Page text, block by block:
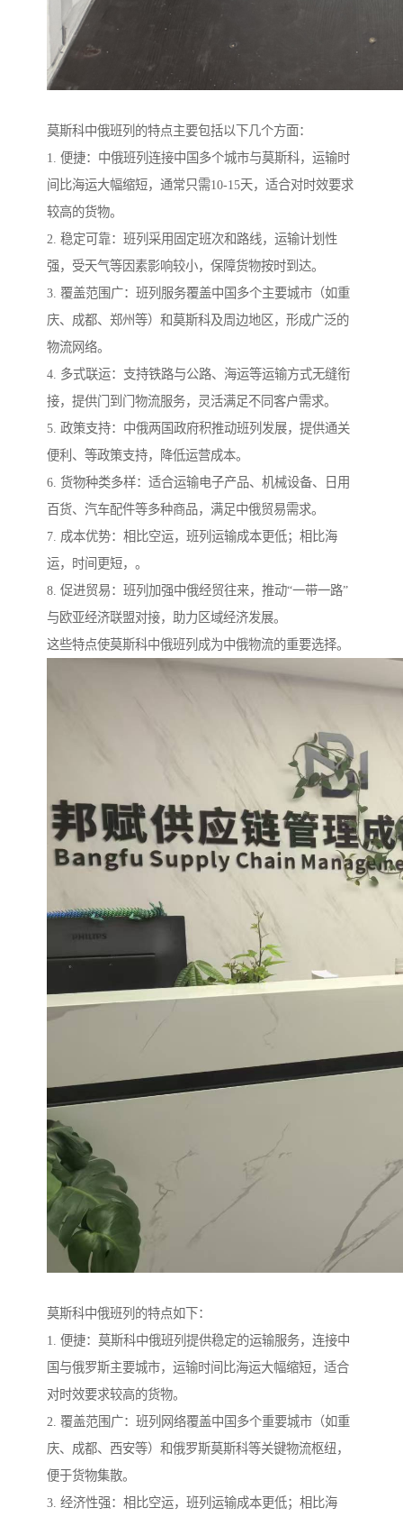
莫斯科中俄班列的特点主要包括以下几个方面：
1. 便捷：中俄班列连接中国多个城市与莫斯科，运输时
间比海运大幅缩短，通常只需10-15天，适合对时效要求
较高的货物。
2. 稳定可靠：班列采用固定班次和路线，运输计划性
强，受天气等因素影响较小，保障货物按时到达。
3. 覆盖范围广：班列服务覆盖中国多个主要城市（如重
庆、成都、郑州等）和莫斯科及周边地区，形成广泛的
物流网络。
4. 多式联运：支持铁路与公路、海运等运输方式无缝衔
接，提供门到门物流服务，灵活满足不同客户需求。
5. 政策支持：中俄两国政府积推动班列发展，提供通关
便利、等政策支持，降低运营成本。
6. 货物种类多样：适合运输电子产品、机械设备、日用
百货、汽车配件等多种商品，满足中俄贸易需求。
7. 成本优势：相比空运，班列运输成本更低；相比海
运，时间更短，。
8. 促进贸易：班列加强中俄经贸往来，推动“一带一路”
与欧亚经济联盟对接，助力区域经济发展。
这些特点使莫斯科中俄班列成为中俄物流的重要选择。
莫斯科中俄班列的特点如下：
1. 便捷：莫斯科中俄班列提供稳定的运输服务，连接中
国与俄罗斯主要城市，运输时间比海运大幅缩短，适合
对时效要求较高的货物。
2. 覆盖范围广：班列网络覆盖中国多个重要城市（如重
庆、成都、西安等）和俄罗斯莫斯科等关键物流枢纽，
便于货物集散。
3. 经济性强：相比空运，班列运输成本更低；相比海